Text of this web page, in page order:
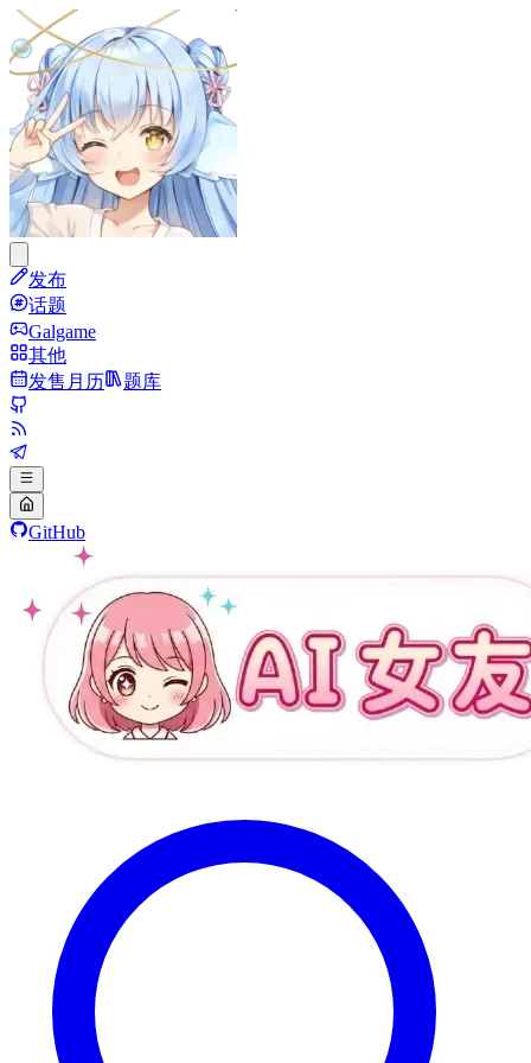
发布
话题
Galgame
其他
发售月历
题库
GitHub